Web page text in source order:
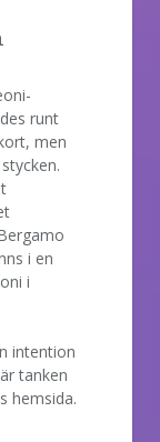
runt
men
i en
i
intention
tanken
hemsida.